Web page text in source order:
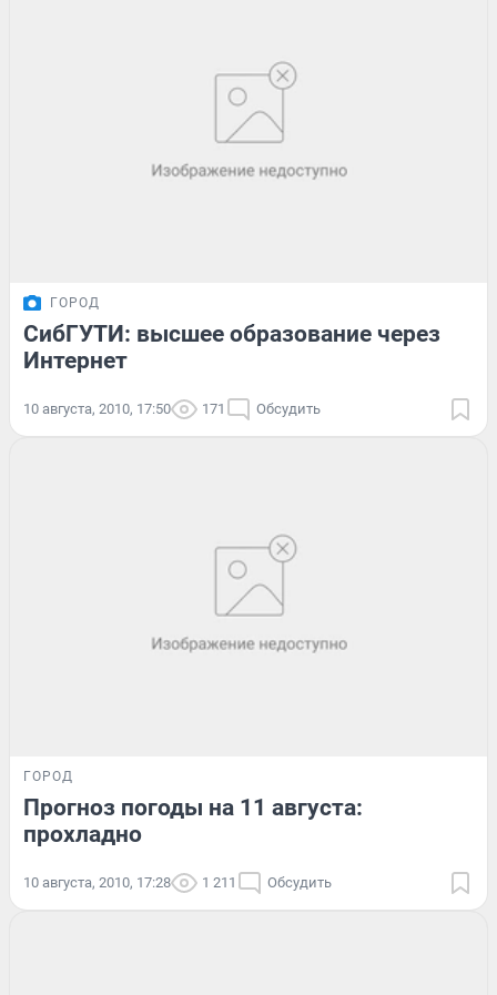
ГОРОД
СибГУТИ: высшее образование через
Интернет
10 августа, 2010, 17:50 171 Обсудить
ГОРОД
Прогноз погоды на 11 августа:
прохладно
10 августа, 2010, 17:28 1 211 Обсудить